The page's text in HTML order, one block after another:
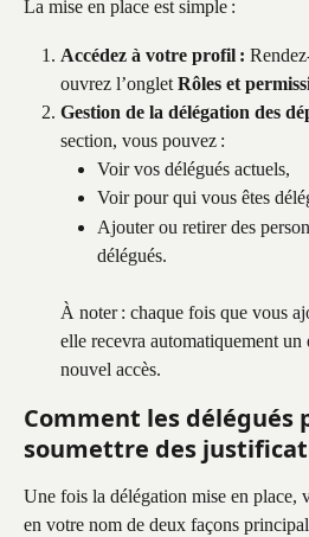
La mise en place est simple :
Accédez à votre profil :
ouvrez l’onglet Rôles et
Gestion de la délégation des
section, vous pouvez :
Voir vos délégués actuels,
Voir pour qui vous êtes
Ajouter ou retirer des
délégués.
À noter : chaque fois que vous
elle recevra automatiquement
nouvel accès.
Comment les délégués
soumettre des
Une fois la délégation mise en place,
en votre nom de deux façons